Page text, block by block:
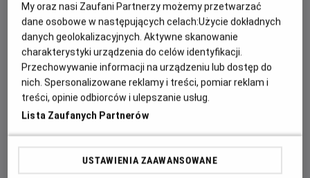
KONTAKT
Zachęcamy do skorzystania z naszego formularza
kontaktowegolub osobisty kontakt:
Kamil Nowaczyk - opiekun projektów Helios Dla
Szkoły w kinie Helios Tczew, tel. 516 263 434 lub
mail:kamil.nowaczyk@helios.pl
Kierownik zmiany tel. 516 263 484 lub mail
tczew@helios.pl(wszystkie dni tygodnia w godz. 9-
My oraz nasi Zaufani Partnerzy możemy przetwarzać
dane osobowe w następujących celach:Użycie dokładnych
danych geolokalizacyjnych. Aktywne skanowanie
charakterystyki urządzenia do celów identyfikacji.
Przechowywanie informacji na urządzeniu lub dostęp do
nich. Spersonalizowane reklamy i treści, pomiar reklam i
treści, opinie odbiorców i ulepszanie usług.
Lista Zaufanych Partnerów
USTAWIENIA ZAAWANSOWANE